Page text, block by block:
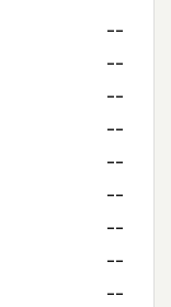
--
--
--
--
--
--
--
--
--